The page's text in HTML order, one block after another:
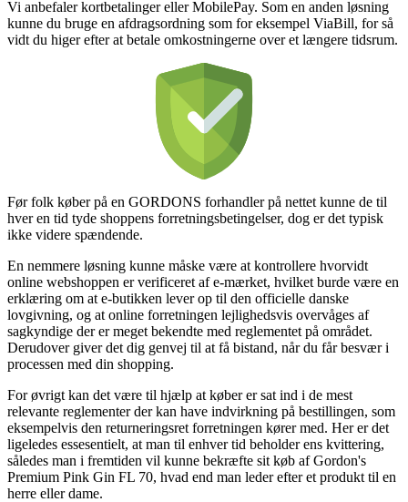
Vi anbefaler kortbetalinger eller MobilePay. Som en anden løsning
kunne du bruge en afdragsordning som for eksempel ViaBill, for så
vidt du higer efter at betale omkostningerne over et længere tidsrum.
Før folk køber på en GORDONS forhandler på nettet kunne de til
hver en tid tyde shoppens forretningsbetingelser, dog er det typisk
ikke videre spændende.
En nemmere løsning kunne måske være at kontrollere hvorvidt
online webshoppen er verificeret af e-mærket, hvilket burde være en
erklæring om at e-butikken lever op til den officielle danske
lovgivning, og at online forretningen lejlighedsvis overvåges af
sagkyndige der er meget bekendte med reglementet på området.
Derudover giver det dig genvej til at få bistand, når du får besvær i
processen med din shopping.
For øvrigt kan det være til hjælp at køber er sat ind i de mest
relevante reglementer der kan have indvirkning på bestillingen, som
eksempelvis den returneringsret forretningen kører med. Her er det
ligeledes essesentielt, at man til enhver tid beholder ens kvittering,
således man i fremtiden vil kunne bekræfte sit køb af Gordon's
Premium Pink Gin FL 70, hvad end man leder efter et produkt til en
herre eller dame.